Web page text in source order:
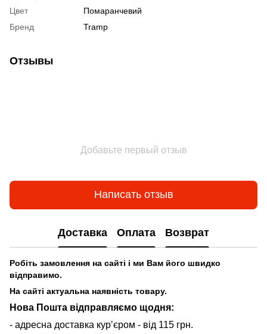
Цвет
Помаранчевий
Бренд
Tramp
Отзывы
Добавьте первый отзыв
Написать отзыв
Доставка Оплата Возврат
Робіть замовлення на сайті і ми Вам його швидко
відправимо.
На сайті актуальна наявність товару.
Нова Пошта відправляємо щодня:
- адресна доставка курʼєром - від 115 грн.